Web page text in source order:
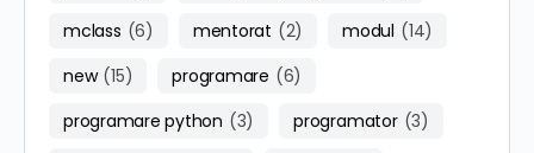
mclass (6) mentorat (2) modul (14)
new (15) programare (6)
programare python (3) programator (3)